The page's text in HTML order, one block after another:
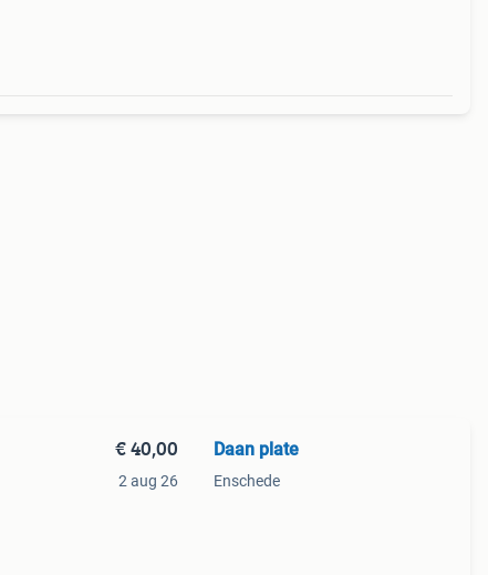
€ 40,00
2 aug 26
Daan plate
Enschede